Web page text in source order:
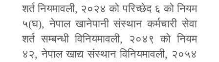
शर्त नियमावली, २०२४ को परिच्छेद ६ को नियम
५(घ),नेपाल खानेपानी संस्थान कर्मचारी सेवा
शर्त सम्बन्धी विनियमावली, २०४९ को नियम
४२,नेपाल खाद्य संस्थान विनियमावली, २०५४